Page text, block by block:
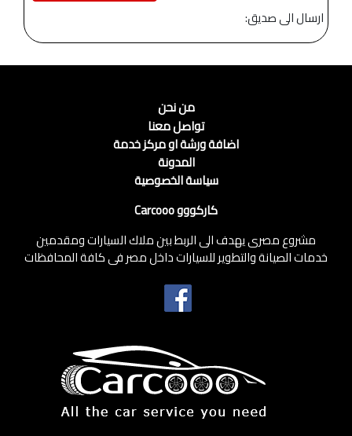
ارسال الى صديق:
من نحن
تواصل معنا
اضافة ورشة او مركز خدمة
المدونة
سياسة الخصوصية
كاركووو Carcooo
مشروع مصرى يهدف الى الربط بين ملاك السيارات ومقدمين
خدمات الصيانة والتطوير للسيارات داخل مصر فى كافة المحافظات